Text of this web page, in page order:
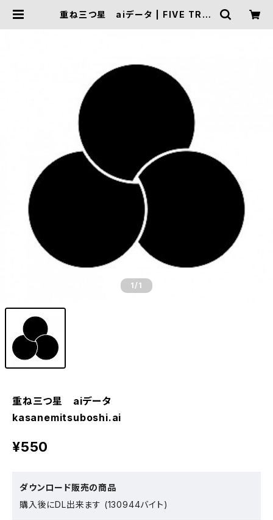
重ね三つ星 aiデータ | FIVE TRIG
1 /1
重ね三つ星 aiデータ
kasanemitsuboshi.ai
¥550
ダウンロード販売の商品
購入後にDL出来ます (130944バイト)